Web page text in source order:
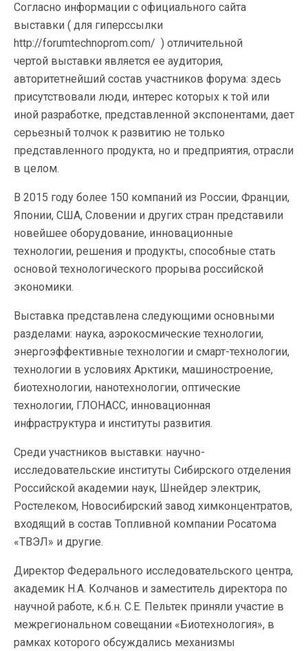
Согласно информации с официального сайта
выставки ( для гиперссылки
http://forumtechnoprom.com/ ) отличительной
чертой выставки является ее аудитория,
авторитетнейший состав участников форума: здесь
присутствовали люди, интерес которых к той или
иной разработке, представленной экспонентами, дает
серьезный толчок к развитию не только
представленного продукта, но и предприятия, отрасли
в целом.
В 2015 году более 150 компаний из России, Франции,
Японии, США, Словении и других стран представили
новейшее оборудование, инновационные
технологии, решения и продукты, способные стать
основой технологического прорыва российской
экономики.
Выставка представлена следующими основными
разделами: наука, аэрокосмические технологии,
энергоэффективные технологии и смарт-технологии,
технологии в условиях Арктики, машиностроение,
биотехнологии, нанотехнологии, оптические
технологии, ГЛОНАСС, инновационная
инфраструктура и институты развития.
Среди участников выставки: научно-
исследовательские институты Сибирского отделения
Российской академии наук, Шнейдер электрик,
Ростелеком, Новосибирский завод химконцентратов,
входящий в состав Топливной компании Росатома
«ТВЭЛ» и другие.
Директор Федерального исследовательского центра,
академик Н.А. Колчанов и заместитель директора по
научной работе, к.б.н. С.Е. Пельтек приняли участие в
межрегиональном совещании «Биотехнология», в
рамках которого обсуждались механизмы